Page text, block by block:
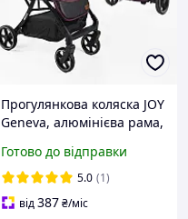
Прогулянкова коляска JOY
Geneva, алюмінієва рама,
(GN-42285)
Готово до відправки
5.0 (1)
від387₴/міс